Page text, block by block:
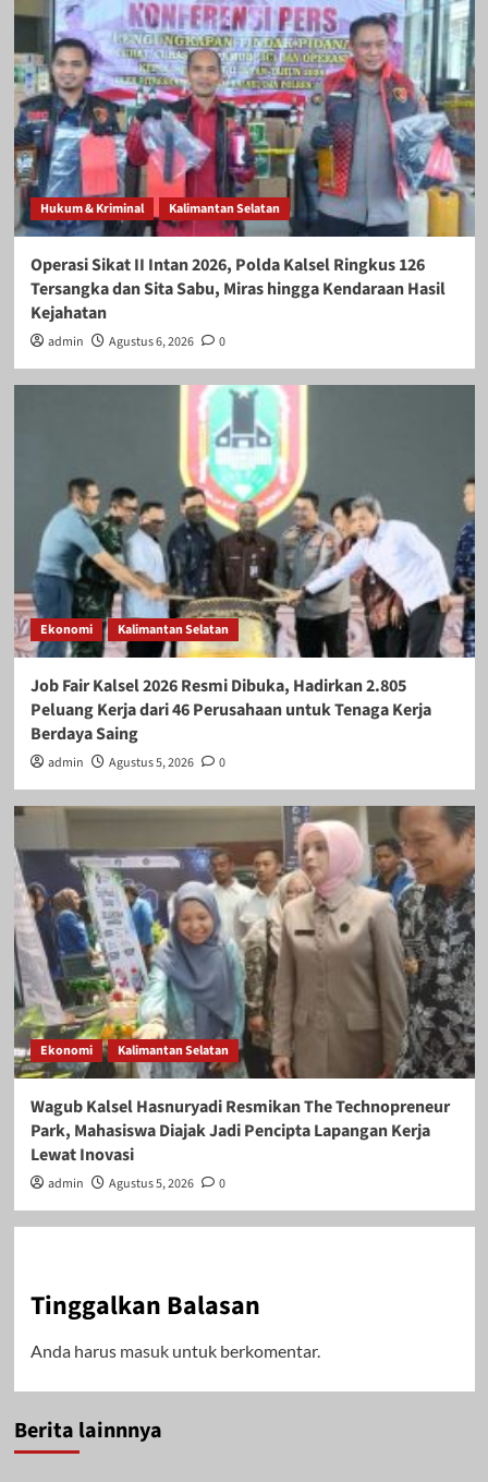
Hukum & Kriminal Kalimantan Selatan
Operasi Sikat II Intan 2026, Polda Kalsel Ringkus 126
Tersangka dan Sita Sabu, Miras hingga Kendaraan Hasil
Kejahatan
admin Agustus 6, 2026 0
Ekonomi Kalimantan Selatan
Job Fair Kalsel 2026 Resmi Dibuka, Hadirkan 2.805
Peluang Kerja dari 46 Perusahaan untuk Tenaga Kerja
Berdaya Saing
admin Agustus 5, 2026 0
Ekonomi Kalimantan Selatan
Wagub Kalsel Hasnuryadi Resmikan The Technopreneur
Park, Mahasiswa Diajak Jadi Pencipta Lapangan Kerja
Lewat Inovasi
admin Agustus 5, 2026 0
Tinggalkan Balasan
Anda harus masukuntuk berkomentar.
Berita lainnnya